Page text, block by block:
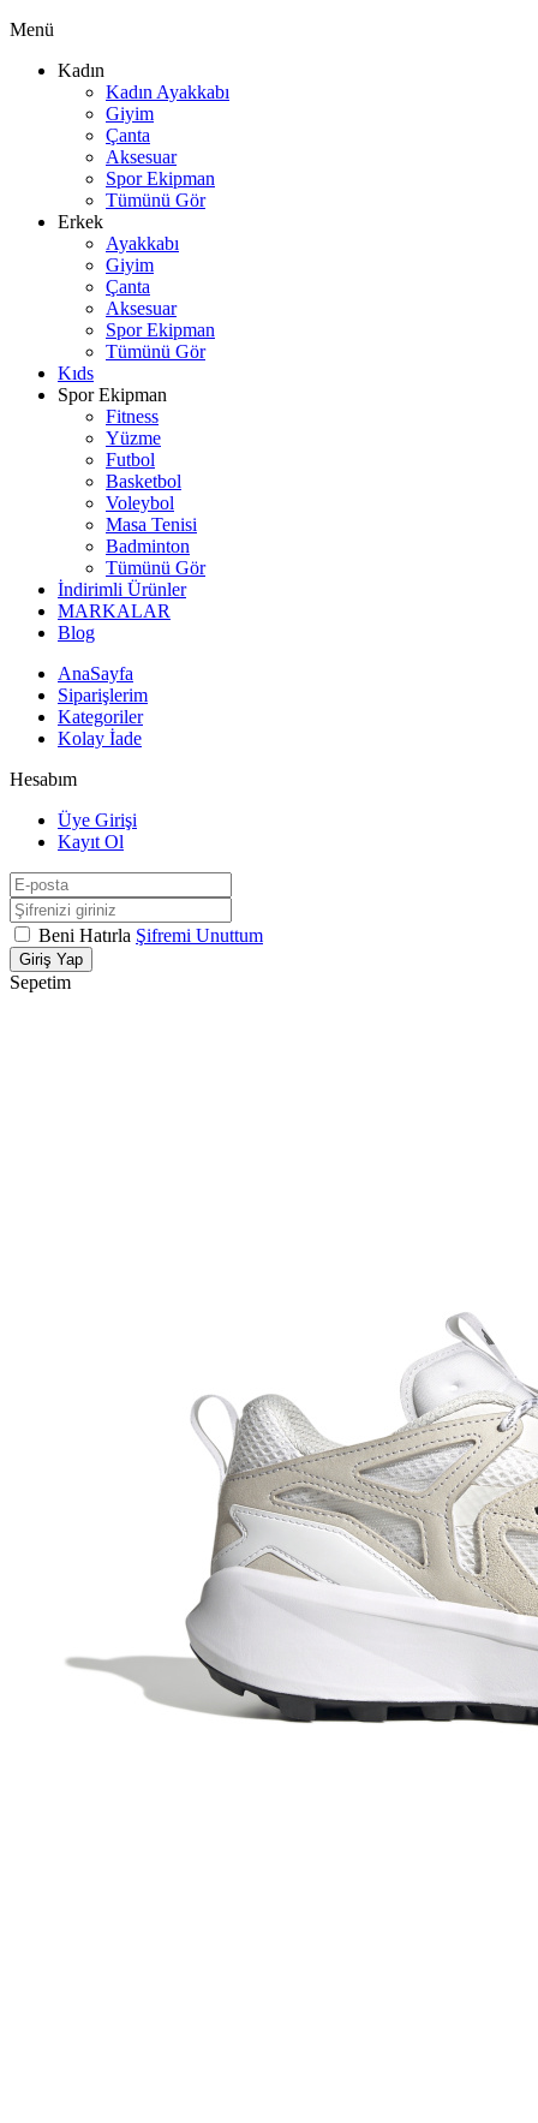
Menü
Kadın
Kadın Ayakkabı
Giyim
Çanta
Aksesuar
Spor Ekipman
Tümünü Gör
Erkek
Ayakkabı
Giyim
Çanta
Aksesuar
Spor Ekipman
Tümünü Gör
Kıds
Spor Ekipman
Fitness
Yüzme
Futbol
Basketbol
Voleybol
Masa Tenisi
Badminton
Tümünü Gör
İndirimli Ürünler
MARKALAR
Blog
AnaSayfa
Siparişlerim
Kategoriler
Kolay İade
Hesabım
Üye Girişi
Kayıt Ol
Beni Hatırla Şifremi Unuttum
Giriş Yap
Sepetim